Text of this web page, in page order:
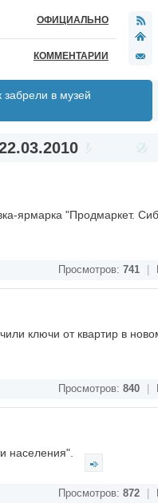
ОФИЦИАЛЬНО
КОММЕНТАРИИ
забрели в музей
ярмарка "Продмаркет.
Просмотров: 741
ключи от квартир в
Просмотров: 840
населения".
Просмотров: 872